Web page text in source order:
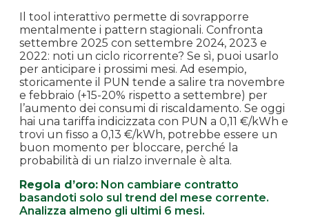
Settembre
2018
€ 0.076 € 76.32 +12.7%
Agosto
2018
€ 0.068 € 67.71 +8.0%
Luglio
2018
€ 0.063 € 62.69 +9.5%
Giugno
2018
€ 0.057 € 57.25 +7.1%
Il tool interattivo permette di sovrapporre
mentalmente i pattern stagionali. Confronta
settembre 2025 con settembre 2024, 2023 e
2022: noti un ciclo ricorrente? Se sì, puoi usarlo
per anticipare i prossimi mesi. Ad esempio,
storicamente il PUN tende a salire tra novembre
e febbraio (+15-20% rispetto a settembre) per
l’aumento dei consumi di riscaldamento. Se oggi
hai una tariffa indicizzata con PUN a 0,11 €/kWh e
trovi un fisso a 0,13 €/kWh, potrebbe essere un
buon momento per bloccare, perché la
probabilità di un rialzo invernale è alta.
Regola d’oro: Non cambiare contratto
basandoti solo sul trend del mese corrente.
Analizza almeno gli ultimi 6 mesi.